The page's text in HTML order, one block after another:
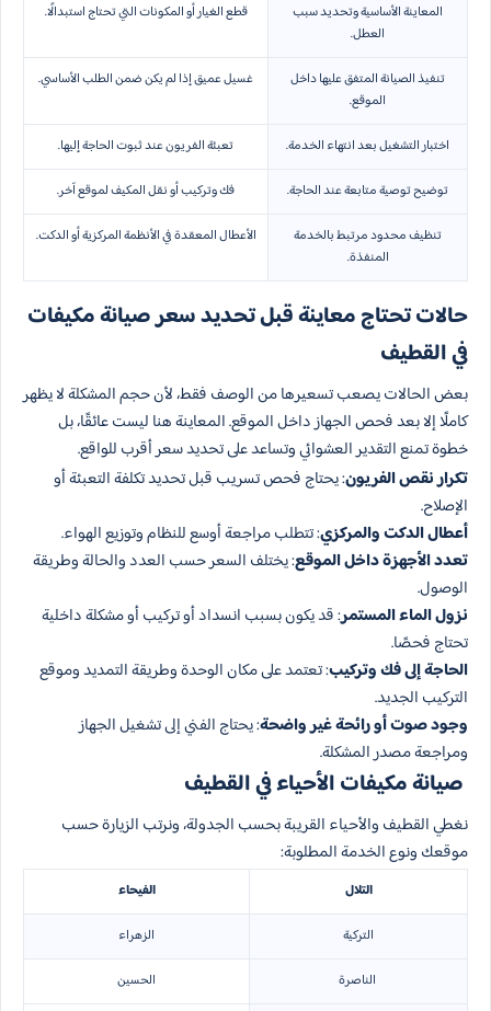
المعاينة الأساسية وتحديد سبب
العطل.
قطع الغيار أو المكونات التي تحتاج استبدالًا.
تنفيذ الصيانة المتفق عليها داخل
الموقع.
غسيل عميق إذا لم يكن ضمن الطلب الأساسي.
اختبار التشغيل بعد انتهاء الخدمة.
تعبئة الفريون عند ثبوت الحاجة إليها.
توضيح توصية متابعة عند الحاجة.
فك وتركيب أو نقل المكيف لموقع آخر.
تنظيف محدود مرتبط بالخدمة
المنفذة.
الأعطال المعقدة في الأنظمة المركزية أو الدكت.
حالات تحتاج معاينة قبل تحديد سعر صيانة مكيفات
في القطيف
بعض الحالات يصعب تسعيرها من الوصف فقط، لأن حجم المشكلة لا يظهر
كاملًا إلا بعد فحص الجهاز داخل الموقع. المعاينة هنا ليست عائقًا، بل
خطوة تمنع التقدير العشوائي وتساعد على تحديد سعر أقرب للواقع.
تكرار نقص الفريون: يحتاج فحص تسريب قبل تحديد تكلفة التعبئة أو
الإصلاح.
أعطال الدكت والمركزي: تتطلب مراجعة أوسع للنظام وتوزيع الهواء.
تعدد الأجهزة داخل الموقع: يختلف السعر حسب العدد والحالة وطريقة
الوصول.
نزول الماء المستمر: قد يكون بسبب انسداد أو تركيب أو مشكلة داخلية
تحتاج فحصًا.
الحاجة إلى فك وتركيب: تعتمد على مكان الوحدة وطريقة التمديد وموقع
التركيب الجديد.
وجود صوت أو رائحة غير واضحة: يحتاج الفني إلى تشغيل الجهاز
ومراجعة مصدر المشكلة.
صيانة مكيفات الأحياء في القطيف
نغطي القطيف والأحياء القريبة بحسب الجدولة، ونرتب الزيارة حسب
موقعك ونوع الخدمة المطلوبة:
التلال
الفيحاء
التركية
الزهراء
الناصرة
الحسين